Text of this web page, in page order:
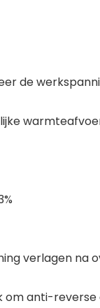
de
verlagen na
anti-reverse